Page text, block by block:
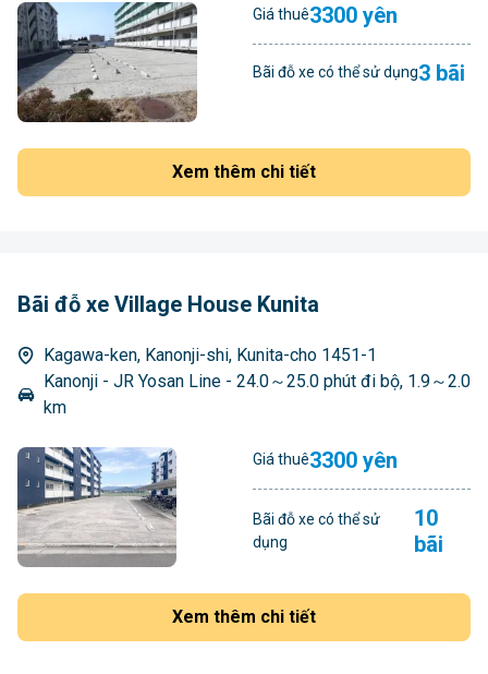
Giá thuê3300 yên
Bãi đỗ xe có thể sử dụng3 bãi
Xem thêm chi tiết
Bãi đỗ xe Village House Kunita
Kagawa-ken, Kanonji-shi, Kunita-cho 1451-1
Kanonji - JR Yosan Line - 24.0～25.0 phút đi bộ, 1.9～2.0
km
Giá thuê3300 yên
Bãi đỗ xe có thể sử
dụng
10
bãi
Xem thêm chi tiết